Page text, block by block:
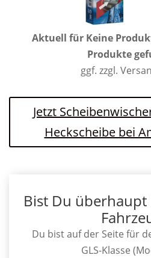
Aktuell für Keine
Produkte
ggf. zzgl.
Jetzt
Heckscheibe bei
Bist Du
Du bist auf der Seite für
GLS-Klasse